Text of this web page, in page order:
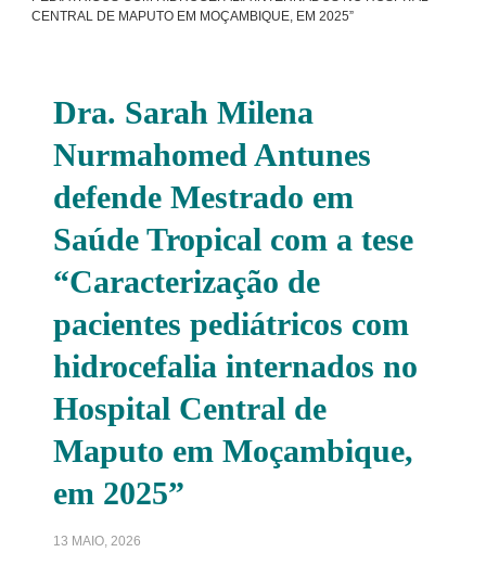
CENTRAL DE MAPUTO EM MOÇAMBIQUE, EM 2025”
Dra. Sarah Milena
Nurmahomed Antunes
defende Mestrado em
Saúde Tropical com a tese
“Caracterização de
pacientes pediátricos com
hidrocefalia internados no
Hospital Central de
Maputo em Moçambique,
em 2025”
13 MAIO, 2026